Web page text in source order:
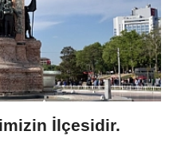
İlçesidir.